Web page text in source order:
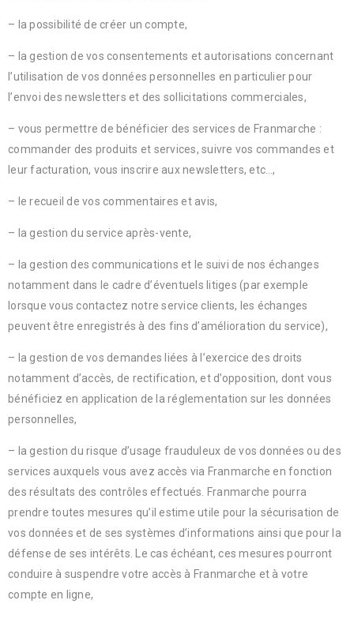
– la possibilité de créer un compte,
– la gestion de vos consentements et autorisations concernant
l’utilisation de vos données personnelles en particulier pour
l’envoi des newsletters et des sollicitations commerciales,
– vous permettre de bénéficier des services de Franmarche :
commander des produits et services, suivre vos commandes et
leur facturation, vous inscrire aux newsletters, etc…,
– le recueil de vos commentaires et avis,
– la gestion du service après-vente,
– la gestion des communications et le suivi de nos échanges
notamment dans le cadre d’éventuels litiges (par exemple
lorsque vous contactez notre service clients, les échanges
peuvent être enregistrés à des fins d’amélioration du service),
– la gestion de vos demandes liées à l’exercice des droits
notamment d’accès, de rectification, et d’opposition, dont vous
bénéficiez en application de la réglementation sur les données
personnelles,
– la gestion du risque d’usage frauduleux de vos données ou des
services auxquels vous avez accès via Franmarche en fonction
des résultats des contrôles effectués. Franmarche pourra
prendre toutes mesures qu’il estime utile pour la sécurisation de
vos données et de ses systèmes d’informations ainsi que pour la
défense de ses intérêts. Le cas échéant, ces mesures pourront
conduire à suspendre votre accès à Franmarche et à votre
compte en ligne,